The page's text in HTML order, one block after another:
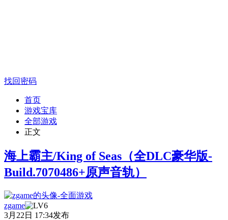
找回密码
首页
游戏宝库
全部游戏
正文
海上霸主/King of Seas（全DLC豪华版-
Build.7070486+原声音轨）
zgame
3月22日 17:34发布